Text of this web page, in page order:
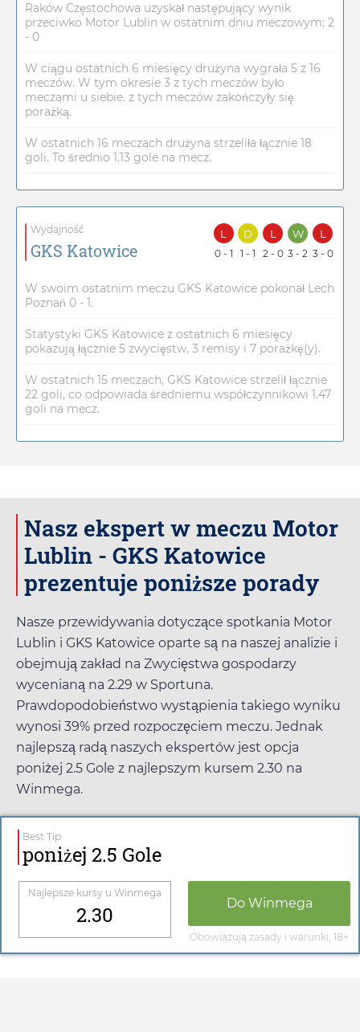
Raków Częstochowa uzyskał następujący wynik
przeciwko Motor Lublin w ostatnim dniu meczowym: 2
- 0
W ciągu ostatnich 6 miesięcy drużyna wygrała 5 z 16
meczów. W tym okresie 3 z tych meczów było
meczami u siebie. z tych meczów zakończyły się
porażką.
W ostatnich 16 meczach drużyna strzeliła łącznie 18
goli. To średnio 1.13 gole na mecz.
Wydajność
GKS Katowice
L
0 - 1
D
1 - 1
L
2 - 0
W
3 - 2
L
3 - 0
W swoim ostatnim meczu GKS Katowice pokonał Lech
Poznań 0 - 1.
Statystyki GKS Katowice z ostatnich 6 miesięcy
pokazują łącznie 5 zwycięstw, 3 remisy i 7 porażkę(y).
W ostatnich 15 meczach, GKS Katowice strzelił łącznie
22 goli, co odpowiada średniemu współczynnikowi 1.47
goli na mecz.
Nasz ekspert w meczu Motor
Lublin - GKS Katowice
prezentuje poniższe porady
Nasze przewidywania dotyczące spotkania Motor
Lublin i GKS Katowice oparte są na naszej analizie i
obejmują zakład na Zwycięstwa gospodarzy
wycenianą na 2.29 w Sportuna.
Prawdopodobieństwo wystąpienia takiego wyniku
wynosi 39% przed rozpoczęciem meczu. Jednak
najlepszą radą naszych ekspertów jest opcja
poniżej 2.5 Gole z najlepszym kursem 2.30 na
Winmega.
Best Tip
poniżej 2.5 Gole
Najlepsze kursy u Winmega
2.30 Do Winmega
Obowiązują zasady i warunki, 18+